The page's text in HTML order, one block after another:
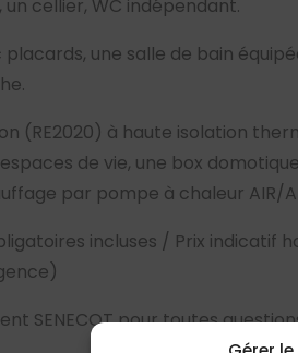
cellier, WC indépendant.
une salle de bain
(RE2020) à haute isolation
de vie, une box
par pompe à chaleur AIR/
incluses / Prix indicatif
SENECOT pour toutes